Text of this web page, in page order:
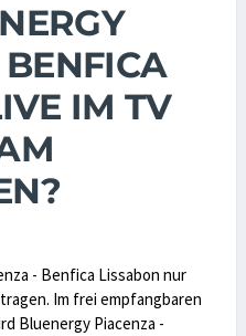
IM TV
- Benfica Lissabon nur
Im frei empfangbaren
Bluenergy Piacenza -